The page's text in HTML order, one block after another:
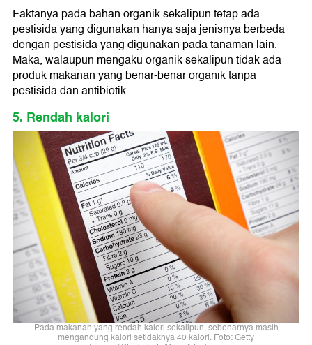
Faktanya pada bahan organik sekalipun tetap ada
pestisida yang digunakan hanya saja jenisnya berbeda
dengan pestisida yang digunakan pada tanaman lain.
Maka, walaupun mengaku organik sekalipun tidak ada
produk makanan yang benar-benar organik tanpa
pestisida dan antibiotik.
5. Rendah kalori
Pada makanan yang rendah kalori sekalipun, sebenarnya masih
mengandung kalori setidaknya 40 kalori. Foto: Getty